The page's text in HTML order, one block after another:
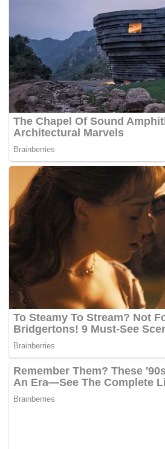
Atasi Kepadatan, Kementerian PANRB
"Pemerintah juga mengajak
dalam pemantauan pelayanan publik
LAPOR!. Dan berkontribusi dalam
ucapnya.(*)